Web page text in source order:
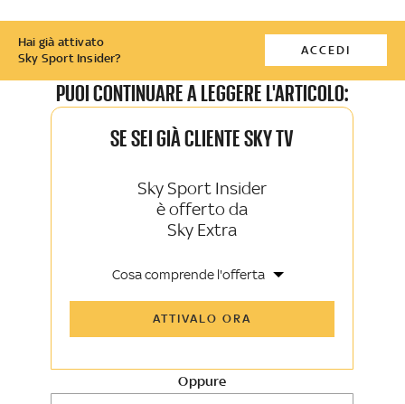
Hai già attivato
Sky Sport Insider?
ACCEDI
PUOI CONTINUARE A LEGGERE L'ARTICOLO:
SE SEI GIÀ CLIENTE SKY TV
Sky Sport Insider
è offerto da
Sky Extra
Cosa comprende l'offerta
Sky TG24 Insider
Sport e Sky TG24
La newsletter esclusiva di Sky Sport
ATTIVALO ORA
Oppure